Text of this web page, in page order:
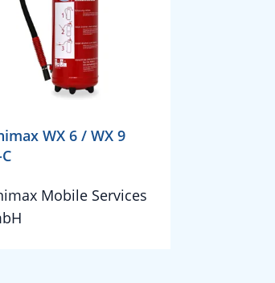
WX 6 / WX 9
Mobile Services